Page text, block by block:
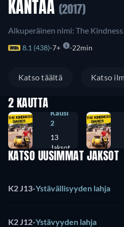
KANTAA (2017)
Alkuperäinen nimi: The
8.1 (438) 7+ 22min
Katso täältä Katso
2 KAUTTA
Kausi
2
13
Jaksot
KATSO UUSIMMAT JAKSOT
K2 J13-Ystävällisyyden lahja
K2 J12-Ystävyyden lahja